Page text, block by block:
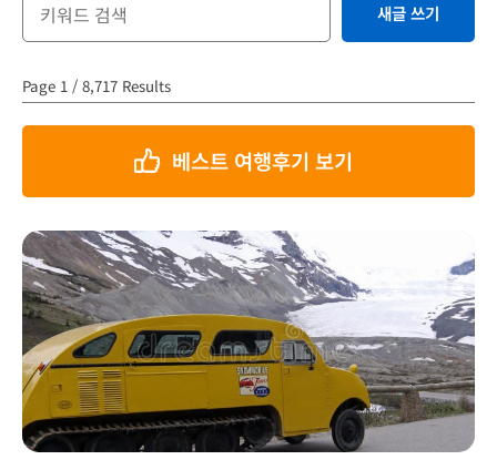
새글 쓰기
Page 1 / 8,717 Results
베스트 여행후기 보기